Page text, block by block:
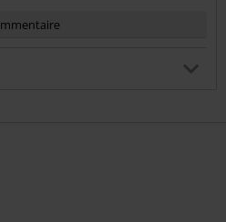
vous a été utile ?